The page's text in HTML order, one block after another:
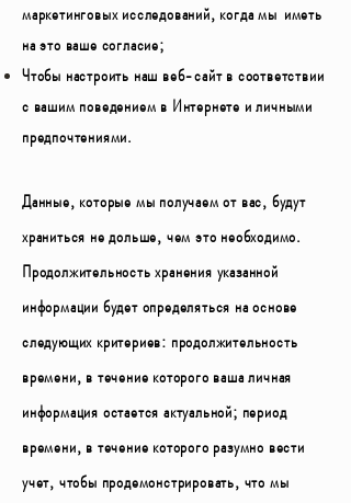
маркетинговых исследований, когда мы иметь
на это ваше согласие;
Чтобы настроить наш веб-сайт в соответствии
с вашим поведением в Интернете и личными
предпочтениями.
Данные, которые мы получаем от вас, будут
храниться не дольше, чем это необходимо.
Продолжительность хранения указанной
информации будет определяться на основе
следующих критериев: продолжительность
времени, в течение которого ваша личная
информация остается актуальной; период
времени, в течение которого разумно вести
учет, чтобы продемонстрировать, что мы